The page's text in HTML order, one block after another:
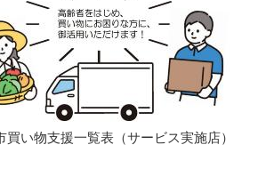
買い物支援一覧表（サービス実施店）